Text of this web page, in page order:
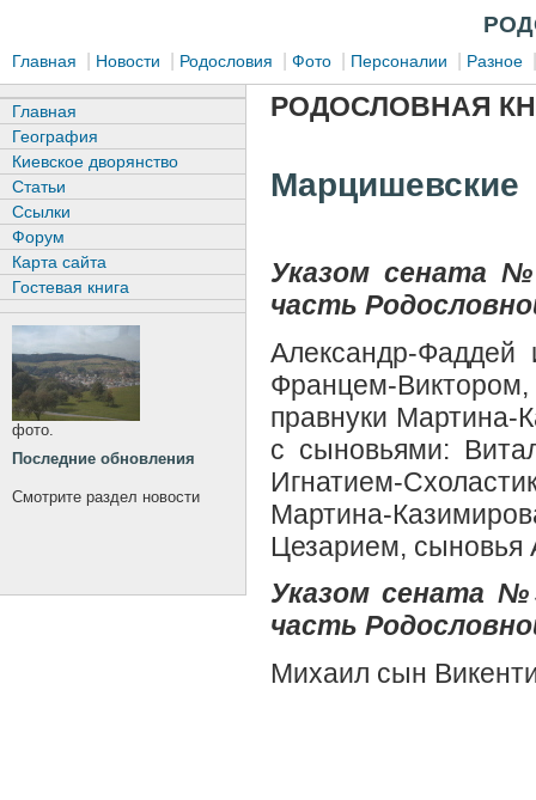
Главная Новости Родословия Фото Персоналии Разное
РОДОСЛОВНАЯ
Марцишевские
Указом сената
часть
Александр-
Францем-
правнуки Мартина-
с сыновьями:
Игнатием-
Мартина-
Цезарием, сыновья
Указом сената
часть
Михаил сын
Главная
География
Киевское дворянство
Статьи
Ссылки
Форум
Карта сайта
Гостевая книга
фото.
Последние обновления
Смотрите раздел новости